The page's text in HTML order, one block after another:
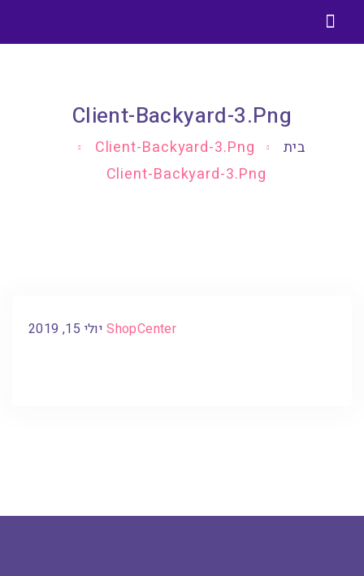
Client-Backyard-3.png
בית
Client-Backyard-3.png
Client-Backyard-3.png
ShopCenter יולי 15, 2019